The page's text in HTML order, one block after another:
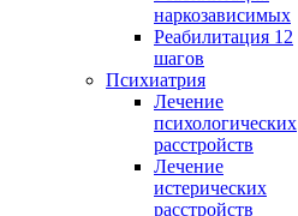
наркозависимых
Реабилитация 12
шагов
Психиатрия
Лечение
психологических
расстройств
Лечение
истерических
расстройств